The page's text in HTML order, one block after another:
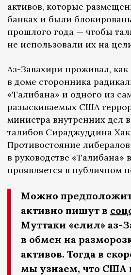
активов, которые
банках и были
прошлого года — чтобы
не использовали их на
Аз-Завахири проживал,
в доме сторонника
«Талибана» и одного из
разыскиваемых США
министра внутренних дел
талибов Сираджуддина
Противостояние
в руководстве «Талибана»
проявляется в публичном
Можно
активно пишут в
Муттаки «слил» аз-
в обмен на
активов. Тогда в
мы узнаем, что США